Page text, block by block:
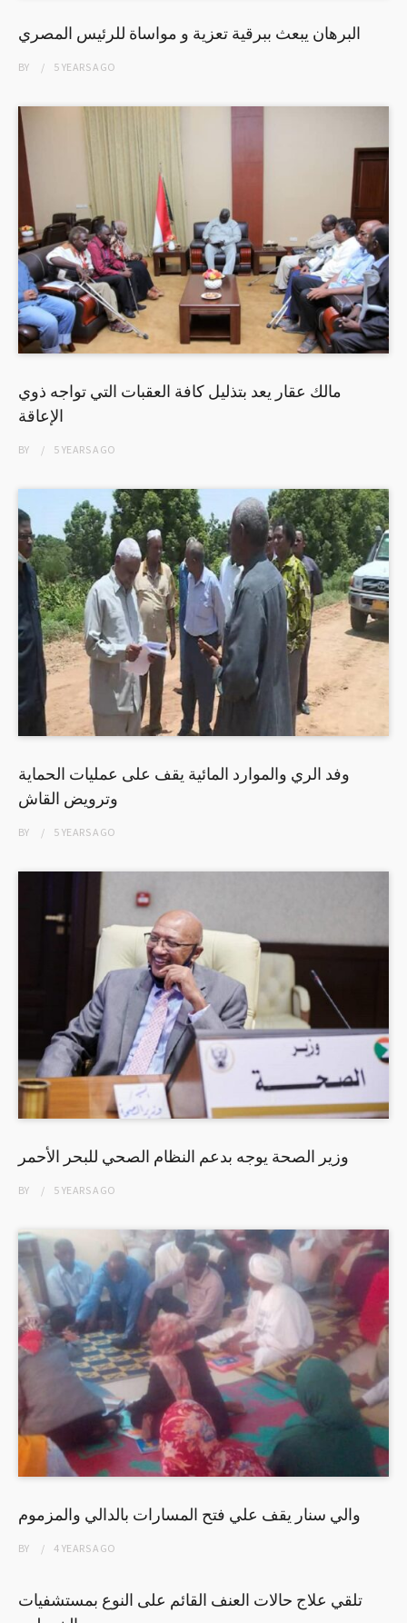
البرهان يبعث ببرقية تعزية و مواساة للرئيس المصري
BY 5 YEARSAGO
مالك عقار يعد بتذليل كافة العقبات التي تواجه ذوي
الإعاقة
BY 5 YEARSAGO
وفد الري والموارد المائية يقف على عمليات الحماية
وترويض القاش
BY 5 YEARSAGO
وزير الصحة يوجه بدعم النظام الصحي للبحر الأحمر
BY 5 YEARSAGO
والي سنار يقف علي فتح المسارات بالدالي والمزموم
BY 4 YEARSAGO
تلقي علاج حالات العنف القائم على النوع بمستشفيات